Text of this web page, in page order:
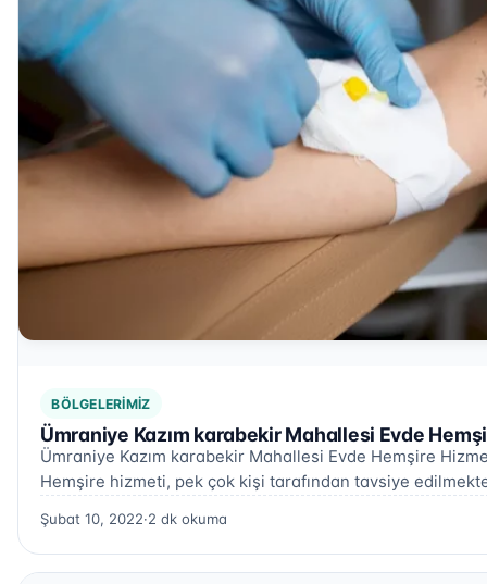
BÖLGELERIMIZ
Ümraniye Kazım karabekir Mahallesi Evde
Ümraniye Kazım karabekir Mahallesi Evde Hemşire
Hemşire hizmeti, pek çok kişi tarafından tavsiye
Şubat 10, 2022·2 dk okuma